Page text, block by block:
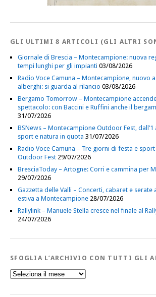
GLI ULTIMI 8 ARTICOLI (GLI ALTRI
Giornale di Brescia – Montecampione: nuova
tempi lunghi per gli impianti 03/08/2026
Radio Voce Camuna – Montecampione, nuovo
alberghi: si guarda al rilancio 03/08/2026
Bergamo Tomorrow – Montecampione
spettacolo: con Baccini e Ruffini anche il
31/07/2026
BSNews – Montecampione Outdoor Fest,
sport e natura in quota 31/07/2026
Radio Voce Camuna – Tre giorni di festa e
Outdoor Fest 29/07/2026
BresciaToday – Artogne: Corri e cammina per
29/07/2026
Gazzetta delle Valli – Concerti, cabaret e serate
estiva a Montecampione 28/07/2026
Rallylink – Manuele Stella cresce nel finale al
24/07/2026
SFOGLIA L’ARCHIVIO CON TUTTI GLI
Sfoglia
l’Archivio
tutti